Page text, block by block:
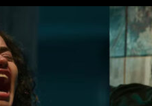
‘ജെഎസ്‌കെ’ ടീസർ പുറത്ത്;
വക്കീൽ വേഷത്തിൽ
സുരേഷ് ഗോപി..